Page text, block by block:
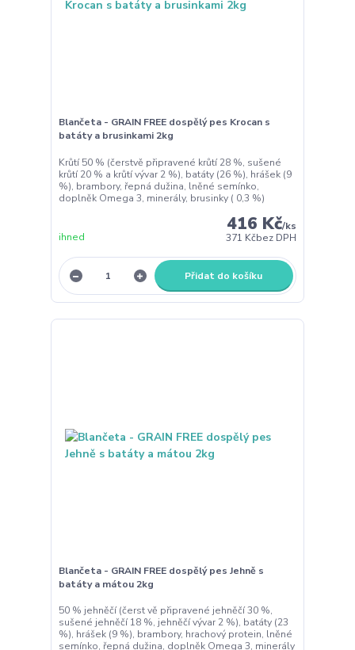
Blančeta - GRAIN FREE dospělý pes Krocan s
batáty a brusinkami 2kg
Krůtí 50 % (čerstvě připravené krůtí 28 %, sušené
krůtí 20 % a krůtí vývar 2 %), batáty (26 %), hrášek (9
%), brambory, řepná dužina, lněné semínko,
doplněk Omega 3, minerály, brusinky ( 0,3 %)
416 Kč/ks
371 Kčbez DPH
ihned
Přidat do košíku
Blančeta - GRAIN FREE dospělý pes Jehně s
batáty a mátou 2kg
50 % jehněčí (čerst vě připravené jehněčí 30 %,
sušené jehněčí 18 %, jehněčí vývar 2 %), batáty (23
%), hrášek (9 %), brambory, hrachový protein, lněné
semínko, řepná dužina, doplněk Omega 3, minerály